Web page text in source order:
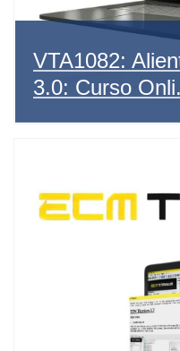
VTA1082:
3.0: Curso